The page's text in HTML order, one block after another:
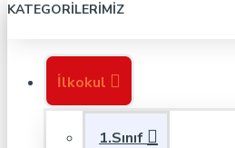
KATEGORILERIMIZ
İlkokul
1.Sınıf